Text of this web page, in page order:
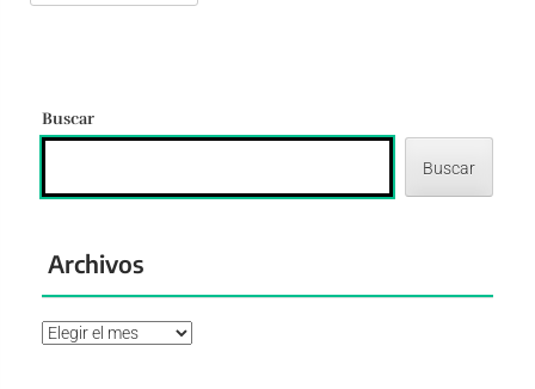
Buscar
Buscar
Archivos
Archivos